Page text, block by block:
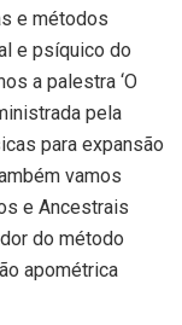
e métodos
e psíquico do
a palestra ‘O
pela
para expansão
vamos
e Ancestrais
do método
apométrica